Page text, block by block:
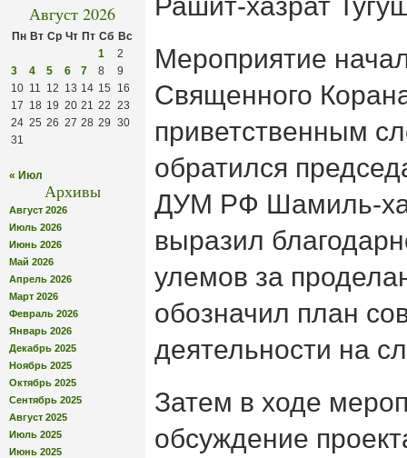
Август 2026
Пн Вт Ср Чт Пт Сб Вс
1
2
3
4 5 6 7 8
9
10 11 12 13 14 15
16
17 18 19 20 21 22 23
24 25 26 27 28 29 30
31
« Июл
Архивы
Август 2026
Июль 2026
Июнь 2026
Май 2026
Апрель 2026
Март 2026
Февраль 2026
Январь 2026
Декабрь 2025
Ноябрь 2025
Октябрь 2025
Сентябрь 2025
Август 2025
Июль 2025
Июнь 2025
Мероприятие
Священного
приветственным
обратился
ДУМ РФ Шамиль-
выразил
улемов за
обозначил план
деятельности на
Затем в ходе
обсуждение